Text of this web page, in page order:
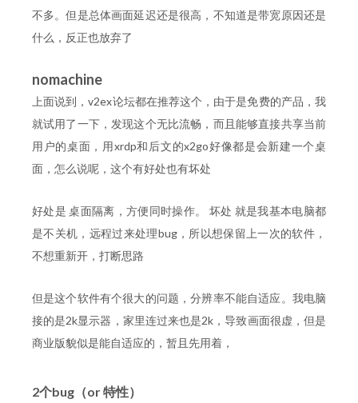
不多。但是总体画面延迟还是很高，不知道是带宽原因还是
什么，反正也放弃了
nomachine
上面说到，v2ex论坛都在推荐这个，由于是免费的产品，我
就试用了一下，发现这个无比流畅，而且能够直接共享当前
用户的桌面，用xrdp和后文的x2go好像都是会新建一个桌
面，怎么说呢，这个有好处也有坏处
好处是 桌面隔离，方便同时操作。 坏处 就是我基本电脑都
是不关机，远程过来处理bug，所以想保留上一次的软件，
不想重新开，打断思路
但是这个软件有个很大的问题，分辨率不能自适应。我电脑
接的是2k显示器，家里连过来也是2k，导致画面很虚，但是
商业版貌似是能自适应的，暂且先用着，
2个bug（or 特性）